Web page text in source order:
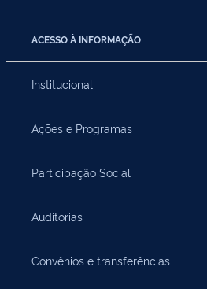
ACESSO À INFORMAÇÃO
Institucional
Ações e Programas
Participação Social
Auditorias
Convênios e transferências